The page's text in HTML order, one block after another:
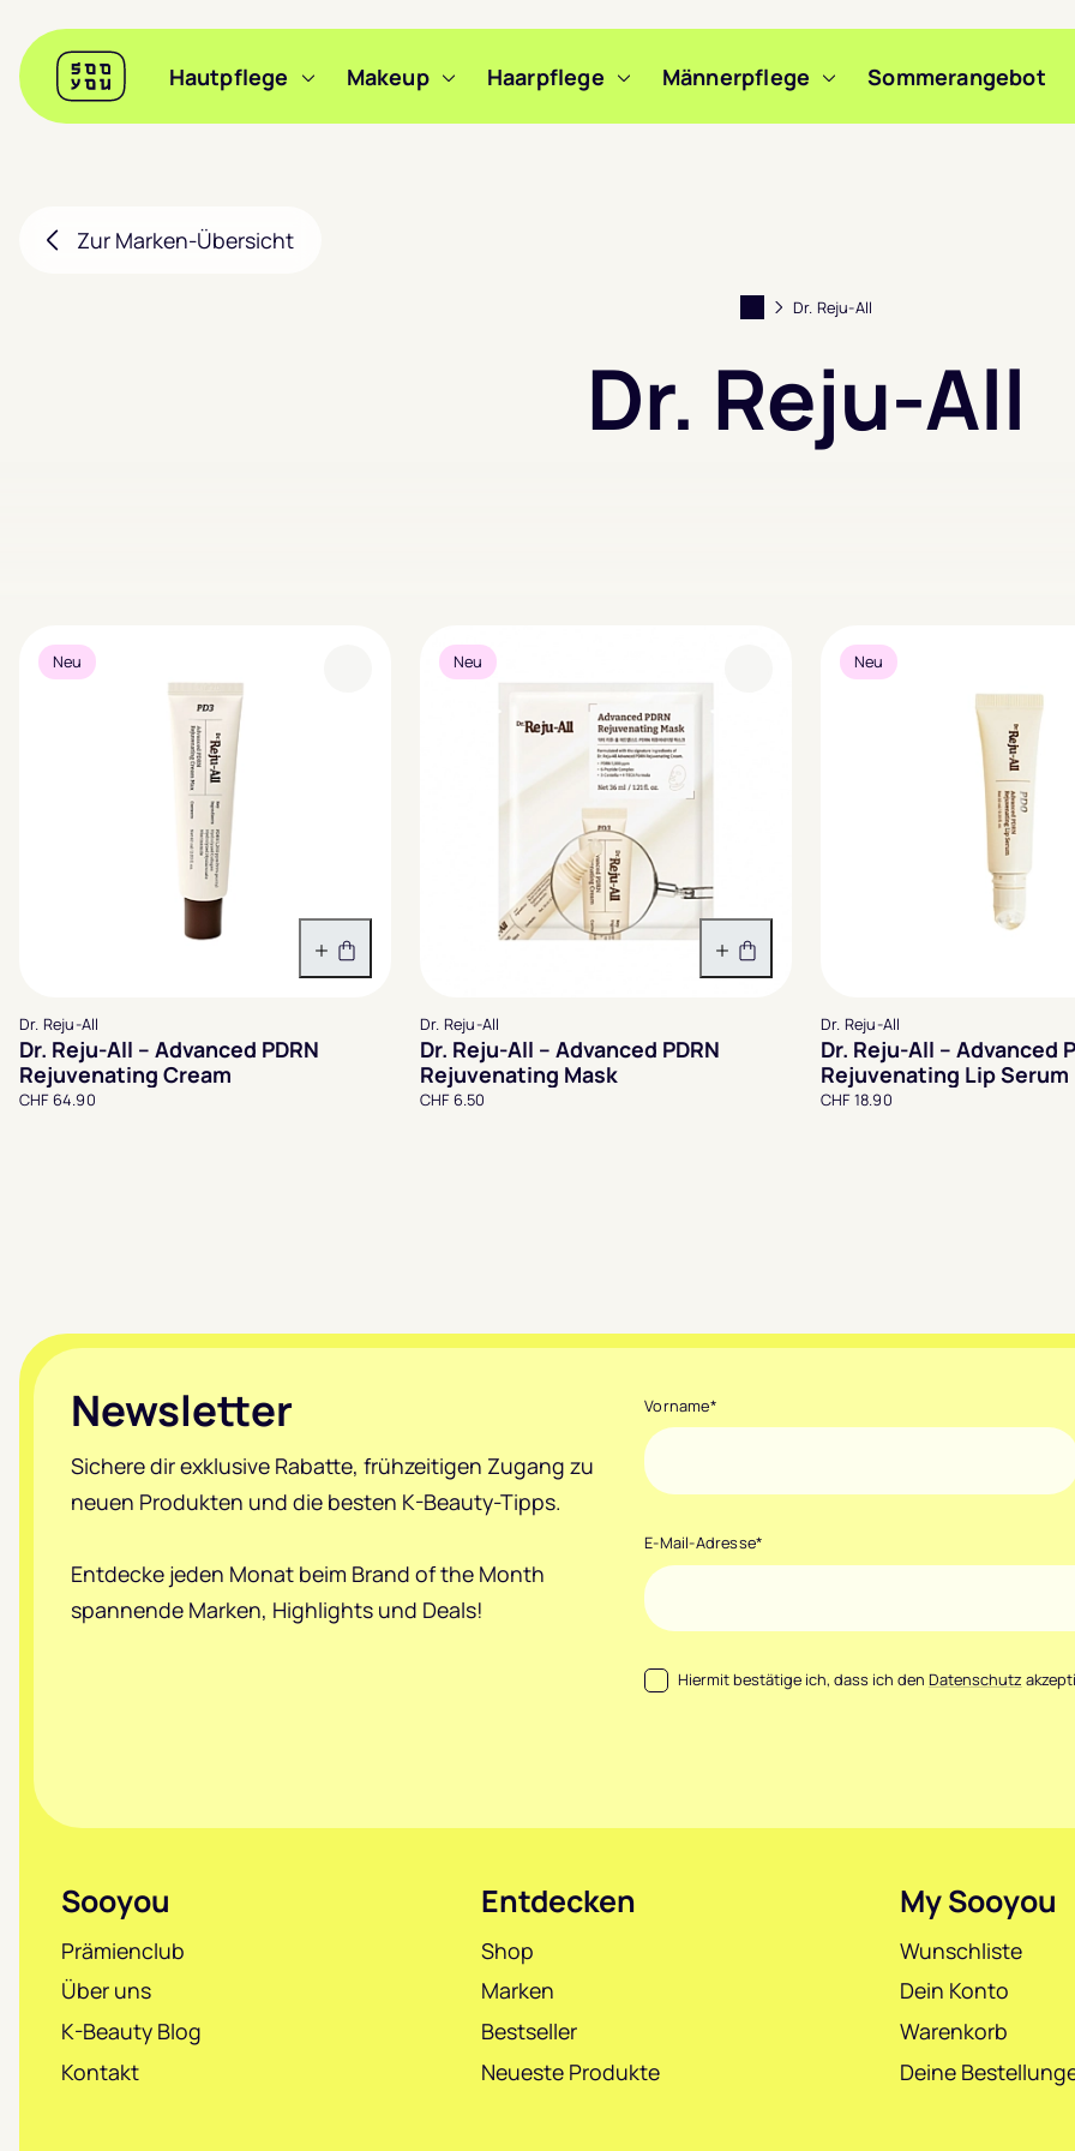
Header
Sooyou Hautpflege Makeup Haarpflege Männerpflege Sommerangebot
Zur Marken-Übersicht
Dr. Reju-All
Dr. Reju-All
Neu
In den Warenkorb
Dr. Reju-All
Dr. Reju-All – Advanced PDRN
Rejuvenating Cream
CHF 64.90
Neu
In den Warenkorb
Dr. Reju-All
Dr. Reju-All – Advanced PDRN
Rejuvenating Mask
CHF 6.50
Neu
Dr. Reju-All
Dr. Reju-All – Advanced
Rejuvenating Lip Serum
CHF 18.90
Footer
Newsletter
Sichere dir exklusive Rabatte, frühzeitigen Zugang zu
neuen Produkten und die besten K-Beauty-Tipps.
Entdecke jeden Monat beim Brand of the Month
spannende Marken, Highlights und Deals!
Vorname*
E-Mail-Adresse*
Datenschutz
Hiermit bestätige ich, dass ich den Datenschutz
Sooyou
Prämienclub
Über uns
K-Beauty Blog
Kontakt
Entdecken
Shop
Marken
Bestseller
Neueste Produkte
My Sooyou
Wunschliste
Dein Konto
Warenkorb
Deine